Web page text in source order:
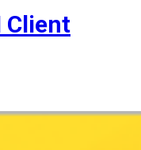
Client